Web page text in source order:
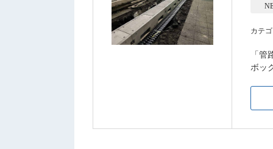
カテ
「
ボッ